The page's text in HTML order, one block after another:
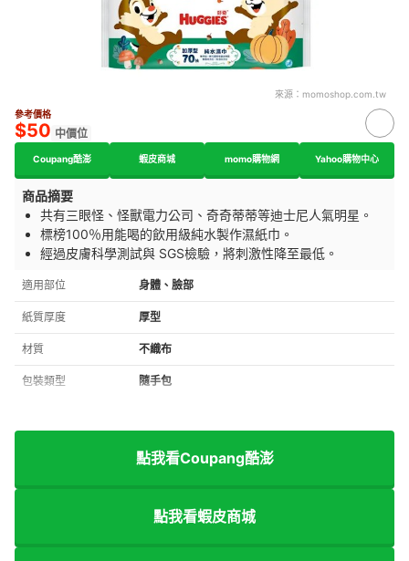
來源： momoshop.com.tw
參考價格
$50 中價位
Coupang酷澎 蝦皮商城 momo購物網 Yahoo購物中心
商品摘要
共有三眼怪、怪獸電力公司、奇奇蒂蒂等迪士尼人氣明星。
標榜100％用能喝的飲用級純水製作濕紙巾。
經過皮膚科學測試與 SGS檢驗，將刺激性降至最低。
適用部位 身體、臉部
紙質厚度 厚型
材質 不織布
包裝類型 隨手包
點我看Coupang酷澎
點我看蝦皮商城